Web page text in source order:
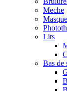
Meche
Lits
Bas de